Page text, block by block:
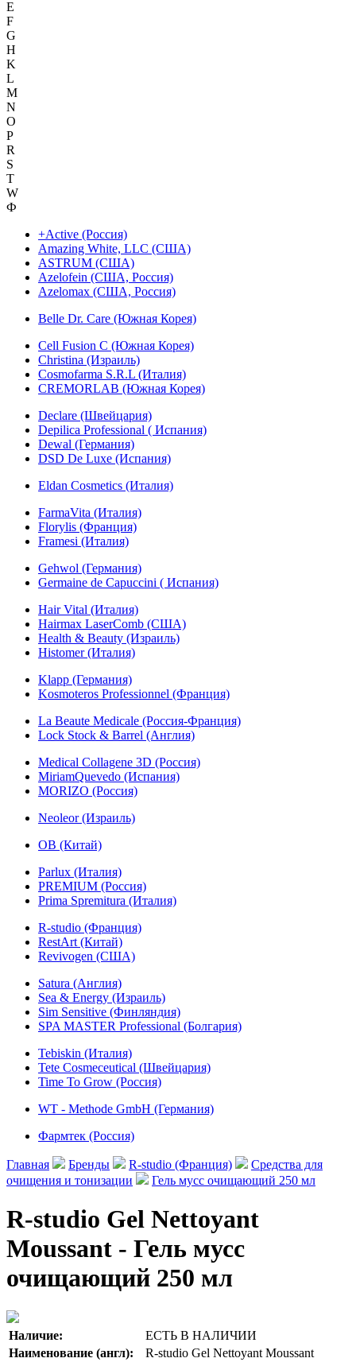
E
F
G
H
K
L
M
N
O
P
R
S
T
W
Ф
+Active (Россия)
Amazing White, LLC (США)
ASTRUM (США)
Azelofein (США, Россия)
Azelomax (США, Россия)
Belle Dr. Care (Южная Корея)
Cell Fusion C (Южная Корея)
Christina (Израиль)
Cosmofarma S.R.L (Италия)
CREMORLAB (Южная Корея)
Declare (Швейцария)
Depilica Professional ( Испания)
Dewal (Германия)
DSD De Luxe (Испания)
Eldan Cosmetics (Италия)
FarmaVita (Италия)
Florylis (Франция)
Framesi (Италия)
Gehwol (Германия)
Germaine de Capuccini ( Испания)
Hair Vital (Италия)
Hairmax LaserComb (США)
Health & Beauty (Израиль)
Histomer (Италия)
Klapp (Германия)
Kosmoteros Professionnel (Франция)
La Beaute Medicale (Россия-Франция)
Lock Stock & Barrel (Англия)
Medical Collagene 3D (Россия)
MiriamQuevedo (Испания)
MORIZO (Россия)
Neoleor (Израиль)
OB (Китай)
Parlux (Италия)
PREMIUM (Россия)
Prima Spremitura (Италия)
R-studio (Франция)
RestArt (Китай)
Revivogen (США)
Satura (Англия)
Sea & Energy (Израиль)
Sim Sensitive (Финляндия)
SPA MASTER Professional (Болгария)
Tebiskin (Италия)
Tete Cosmeceutical (Швейцария)
Time To Grow (Россия)
WT - Methode GmbH (Германия)
Фармтек (Россия)
Главная Бренды R-studio (Франция)
Cредства для
очищения и тонизации
Гель мусс очищающий 250 мл
R-studiо Gel Nettoyant
Moussant - Гель мусс
очищающий 250 мл
Наличие:
ЕСТЬ В НАЛИЧИИ
Наименование (англ):
R-studiо Gel Nettoyant Moussant